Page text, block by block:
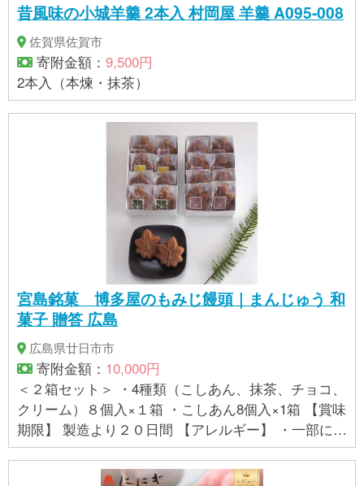
昔風味の小城羊羹 2本入 村岡屋 羊羹 A095-008
佐賀県佐賀市
寄附金額： 9,500円
2本入（本煉・抹茶）
宮島銘菓 博多屋のもみじ饅頭｜まんじゅう 和
菓子 贈答 広島
広島県廿日市市
寄附金額： 10,000円
＜２箱セット＞ ・4種類（こしあん、抹茶、チョコ、
クリーム）８個入×１箱 ・こしあん8個入×1箱 【賞味
期限】 製造より２０日間 【アレルギー】 ・一部に小
麦・卵・乳成分・大豆を含む ・本品製造工場ではも
もを含む製品を製造している ※ 表示内容に関しては